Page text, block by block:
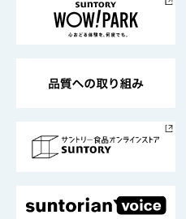
地域情報
サントリーサンバーズ大阪
サントリーが考えるサス
企業概要
採用情報